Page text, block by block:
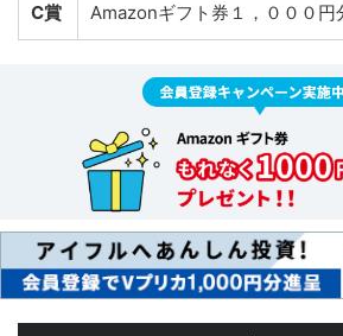
C賞 Amazonギフト券１，０００円